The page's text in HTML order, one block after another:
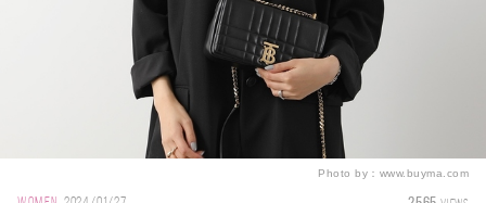
Photo by： www.buyma.com